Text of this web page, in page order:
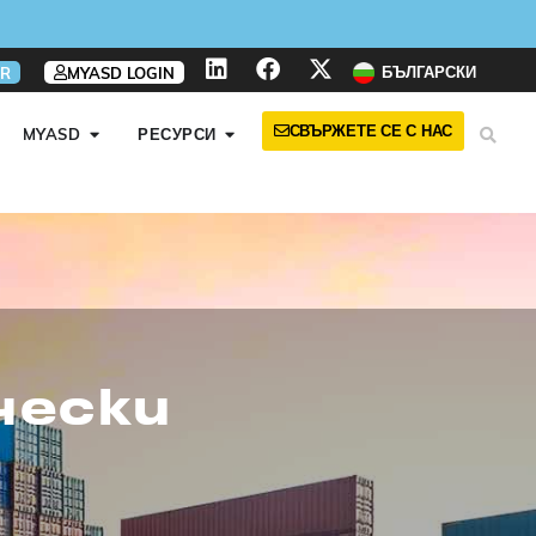
MYASD LOGIN БЪЛГАРСКИ
MYASD РЕСУРСИ СВЪРЖЕТЕ СЕ С НАС